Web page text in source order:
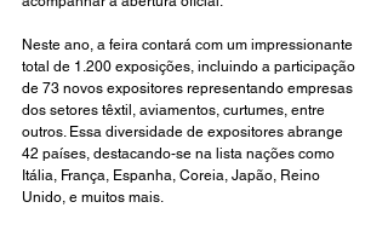
Neste ano, a feira contará com um impressionante
total de 1.200 exposições, incluindo a participação
de 73 novos expositores representando empresas
dos setores têxtil, aviamentos, curtumes, entre
outros. Essa diversidade de expositores abrange
42 países, destacando-se na lista nações como
Itália, França, Espanha, Coreia, Japão, Reino
Unido, e muitos mais.